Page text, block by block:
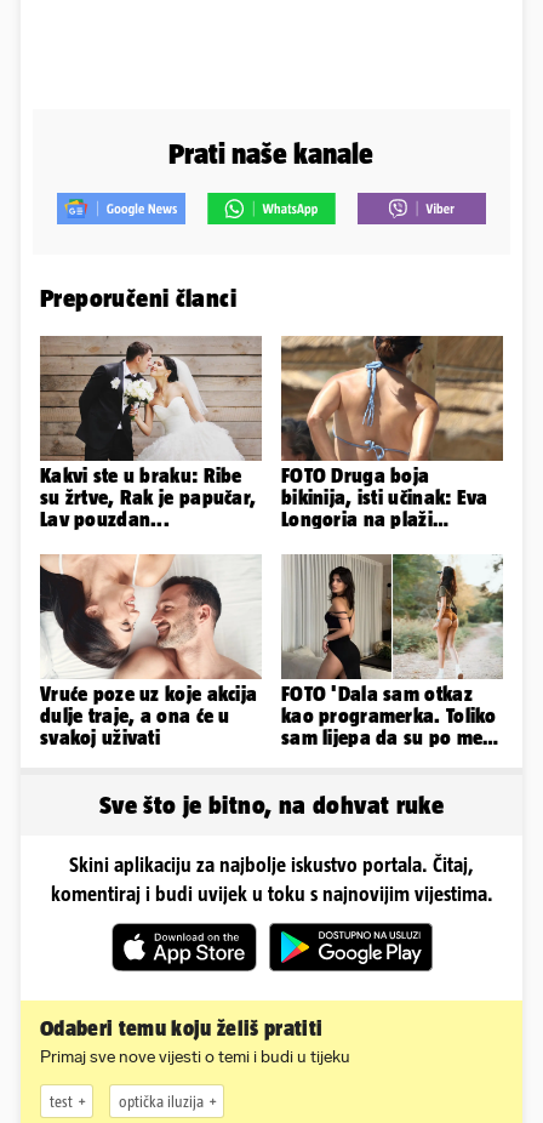
Prati naše kanale
Preporučeni članci
Kakvi ste u braku: Ribe
su žrtve, Rak je papučar,
Lav pouzdan...
FOTO Druga boja
bikinija, isti učinak: Eva
Longoria na plaži
obline
Vruće poze uz koje akcija
dulje traje, a ona će u
svakoj uživati
FOTO 'Dala sam otkaz
kao programerka. Toliko
sam lijepa da su po meni
Sve što je bitno, na dohvat ruke
Skini aplikaciju za najbolje iskustvo portala. Čitaj,
komentiraj i budi uvijek u toku s najnovijim vijestima.
Odaberi temu koju želiš pratiti
Primaj sve nove vijesti o temi i budi u tijeku
test optička iluzija